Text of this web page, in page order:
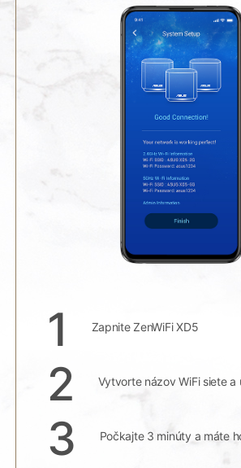
1 Zapnite ZenWiFi XD5
2 Vytvorte názov WiFi siete
3 Počkajte 3 minúty a máte